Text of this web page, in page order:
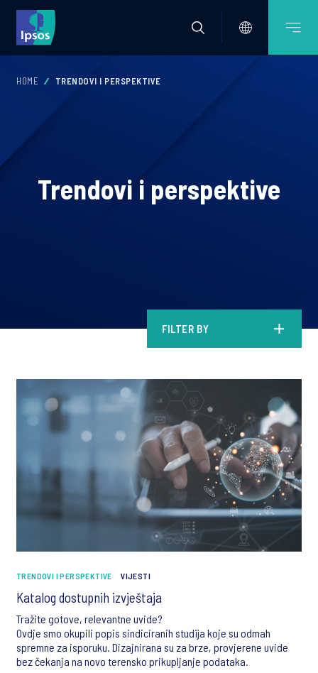
HOME TRENDOVI I PERSPEKTIVE
Trendovi i perspektive
FILTER BY
TRENDOVI I PERSPEKTIVE VIJESTI
Katalog dostupnih izvještaja
Tražite gotove, relevantne uvide?
Ovdje smo okupili popis sindiciranih studija koje su odmah
spremne za isporuku. Dizajnirana su za brze, provjerene uvide
bez čekanja na novo terensko prikupljanje podataka.